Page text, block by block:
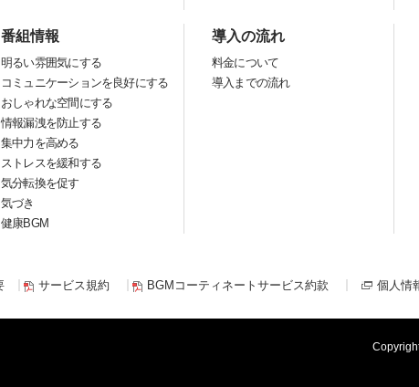
番組情報
明るい雰囲気にする
コミュニケーションを良好にする
おしゃれな空間にする
情報漏洩を防止する
集中力を高める
ストレスを緩和する
気分転換を促す
気づき
健康BGM
導入の流れ
料金について
導入までの流れ
サービス規約 BGMコーティネートサービス約款 個人情